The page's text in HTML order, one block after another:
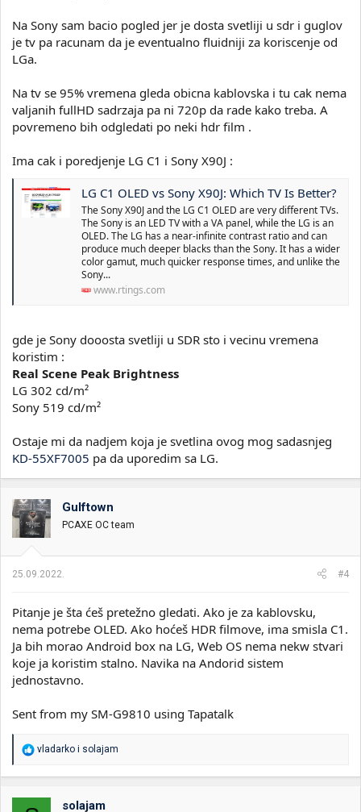
Na Sony sam bacio pogled jer je dosta svetliji u sdr i guglov
je tv pa racunam da je eventualno fluidniji za koriscenje od
LGa.
Na tv se 95% vremena gleda obicna kablovska i tu cak nema
valjanih fullHD sadrzaja pa ni 720p da rade kako treba. A
povremeno bih odgledati po neki hdr film .
Ima cak i poredjenje LG C1 i Sony X90J :
LG C1 OLED vs Sony X90J: Which TV Is Better?
The Sony X90J and the LG C1 OLED are very different TVs.
The Sony is an LED TV with a VA panel, while the LG is an
OLED. The LG has a near-infinite contrast ratio and can
produce much deeper blacks than the Sony. It has a wider
color gamut, much quicker response times, and unlike the
Sony...
www.rtings.com
gde je Sony dooosta svetliji u SDR sto i vecinu vremena
koristim :
Real Scene Peak Brightness
LG 302 cd/m²
Sony 519 cd/m²
Ostaje mi da nadjem koja je svetlina ovog mog sadasnjeg
KD-55XF7005 pa da uporedim sa LG.
Gulftown
PCAXE OC team
25.09.2022. #4
Pitanje je šta ćeš pretežno gledati. Ako je za kablovsku,
nema potrebe OLED. Ako hoćeš HDR filmove, ima smisla C1.
Ja bih morao Android box na LG, Web OS nema nekw stvari
koje ja koristim stalno. Navika na Andorid sistem
jednostavno.
Sent from my SM-G9810 using Tapatalk
R
a
o
vladarko i solajam
solajam